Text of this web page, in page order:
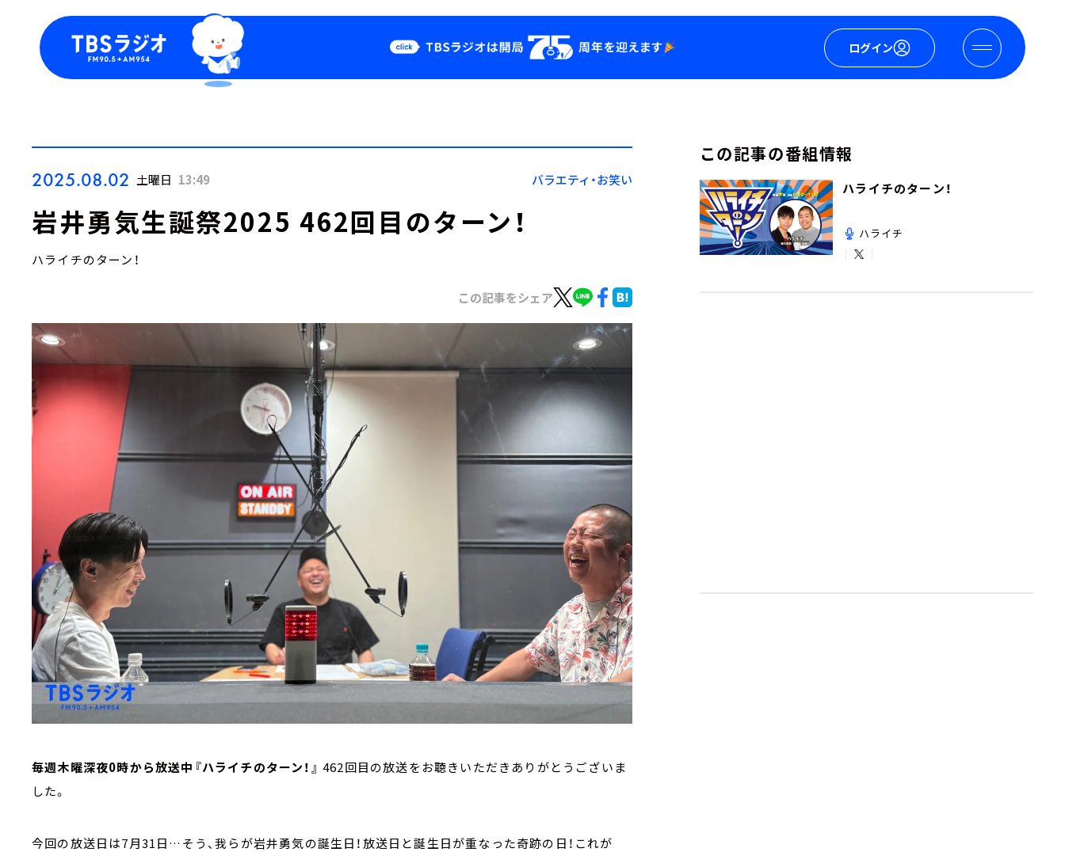
ログイン
Podcast
YouTube
会社情報
2025.08.02 土曜日 13:49 バラエティ・お笑い
岩井勇気生誕祭2025 462回目のターン！
ハライチのターン！
この記事をシェア
毎週木曜深夜0時から放送中『ハライチのターン！』 462回目の放送をお聴きいただきありがとうございま
した。
今回の放送日は7月31日…そう、我らが岩井勇気の誕生日！放送日と誕生日が重なった奇跡の日！これが
この記事の番組情報
ハライチのターン！
ハライチ